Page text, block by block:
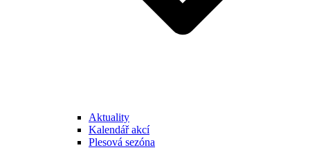
Aktuality
Kalendář akcí
Plesová sezóna